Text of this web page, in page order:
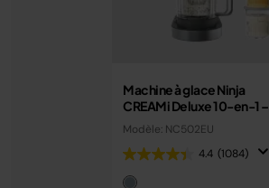
Machine à glace Ninja
CREAMi Deluxe 10-en-1 –
Glaces, sorbets et gelato
maison
Modèle: NC502EU
4.4 (1084)